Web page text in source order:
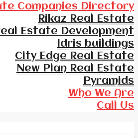
Companies Directory
Rikaz Real Estate
Estate Development
Idris buildings
City Edge Real Estate
New Plan Real Estate
Pyramids
Who We Are
Call Us